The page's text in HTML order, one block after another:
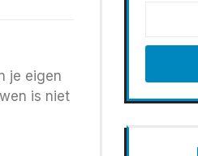
je eigen
is niet